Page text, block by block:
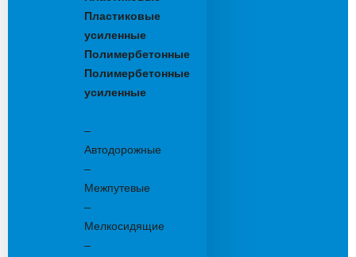
Пластиковые
усиленные
Полимербетонные
Полимербетонные
усиленные
–
Автодорожные
–
Межпутевые
–
Мелкосидящие
–